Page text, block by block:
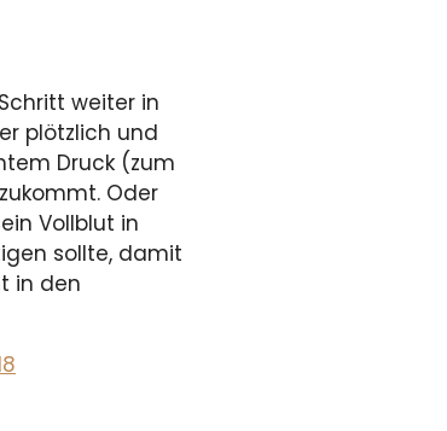
weiter in
plötzlich und
Druck (zum
Oder
Vollblut in
sollte, damit
in den